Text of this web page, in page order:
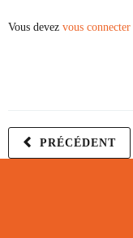
Vous devez vous connecter
PRÉCÉDENT